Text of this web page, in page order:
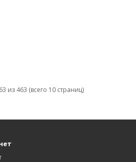
из 463 (всего 10 страниц)